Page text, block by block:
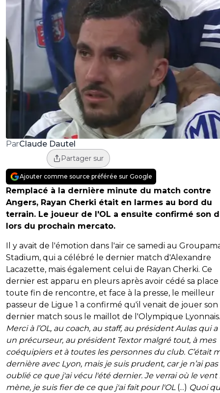
ParClaude Dautel
Partager sur
Ajouter comme source préférée sur Google
Remplacé à la dernière minute du match contre
Angers, Rayan Cherki était en larmes au bord du
terrain. Le joueur de l'OL a ensuite confirmé son
lors du prochain mercato.
Il y avait de l'émotion dans l'air ce samedi au
Stadium, qui a célébré le dernier match d'Alexandre
Lacazette, mais également celui de Rayan Cherki. Ce
dernier est apparu en pleurs après avoir cédé sa
toute fin de rencontre, et face à la presse, le meilleur
passeur de Ligue 1 a confirmé qu'il venait de jouer son
dernier match sous le maillot de l'Olympique
Merci à l’OL, au coach, au staff, au président Aulas qui
un précurseur, au président Textor malgré tout, à mes
coéquipiers et à toutes les personnes du club. C’était
dernière avec Lyon, mais je suis prudent, car je n’ai pas
oublié ce que j'ai vécu l'été dernier. Je verrai où le vent
mène, je suis fier de ce que j'ai fait pour l'OL(...) Quoi